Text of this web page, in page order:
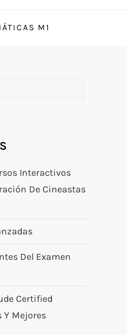
M1
Interactivos
De Cineastas
Del Examen
Certified
Y Mejores